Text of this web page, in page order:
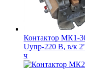
Контактор МК1-
Uупр-220 В, в/к
ч